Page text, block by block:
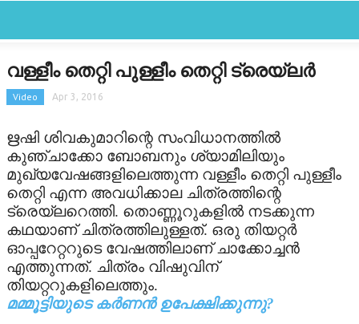
FEATURED
REVIEW
GALLERY
LATEST
OTHER LANGUAGE
STARBYTE
വള്ളീം തെറ്റി പുള്ളീം തെറ്റി ട്രെയ്‌ലര്‍
Video Apr 3, 2016
ഋഷി ശിവകുമാറിന്റെ സംവിധാനത്തില്‍
കുഞ്ചാക്കോ ബോബനും ശ്യാമിലിയും
മുഖ്യവേഷങ്ങളിലെത്തുന്ന വള്ളീം തെറ്റി പുള്ളീം
തെറ്റി എന്ന അവധിക്കാല ചിത്രത്തിന്റെ
ട്രെയ്‌ലറെത്തി. തൊണ്ണൂറുകളില്‍ നടക്കുന്ന
കഥയാണ് ചിത്രത്തിലുള്ളത്. ഒരു തിയറ്റര്‍
ഓപ്പറേറ്ററുടെ വേഷത്തിലാണ് ചാക്കോച്ചന്‍
എത്തുന്നത്. ചിത്രം വിഷുവിന്
തിയറ്ററുകളിലെത്തും.
മമ്മൂട്ടിയുടെ കര്‍ണന്‍ ഉപേക്ഷിക്കുന്നു?